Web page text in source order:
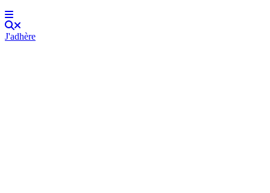
J'adhère